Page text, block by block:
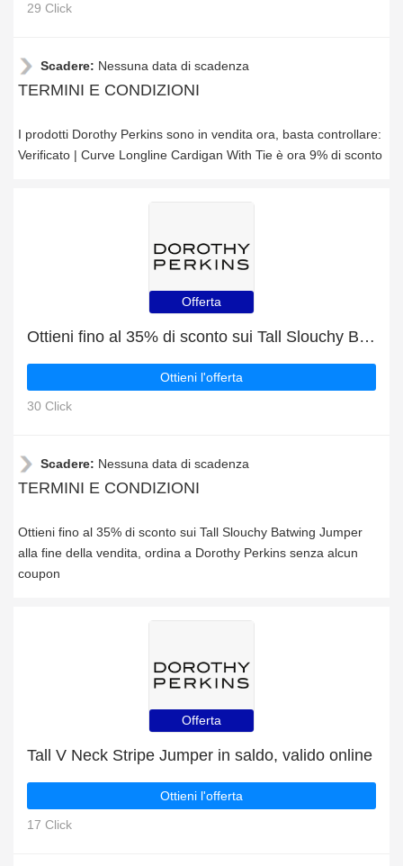
29 Click
Scadere: Nessuna data di scadenza
TERMINI E CONDIZIONI
I prodotti Dorothy Perkins sono in vendita ora, basta controllare:
Verificato | Curve Longline Cardigan With Tie è ora 9% di sconto
Offerta
Ottieni fino al 35% di sconto sui Tall Slouchy Batwing Jumper alla fine della vendita
Ottieni l'offerta
30 Click
Scadere: Nessuna data di scadenza
TERMINI E CONDIZIONI
Ottieni fino al 35% di sconto sui Tall Slouchy Batwing Jumper
alla fine della vendita, ordina a Dorothy Perkins senza alcun
coupon
Offerta
Tall V Neck Stripe Jumper in saldo, valido online
Ottieni l'offerta
17 Click